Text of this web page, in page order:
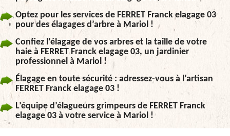
Optez pour les services de FERRET Franck elagage 03
pour des élagages d’arbre à Mariol !
Confiez l’élagage de vos arbres et la taille de votre
haie à FERRET Franck elagage 03, un jardinier
professionnel à Mariol !
Élagage en toute sécurité : adressez-vous à l’artisan
FERRET Franck elagage 03 !
L’équipe d’élagueurs grimpeurs de FERRET Franck
elagage 03 à votre service à Mariol !